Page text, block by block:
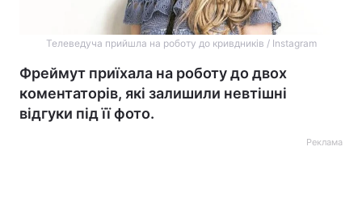
Телеведуча прийшла на роботу до кривдників / Instagram
Фреймут приїхала на роботу до двох
коментаторів, які залишили невтішні
відгуки під її фото.
Реклама